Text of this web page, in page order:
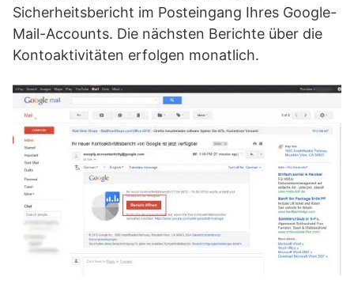
Sicherheitsbericht im Posteingang Ihres Google-
Mail-Accounts. Die nächsten Berichte über die
Kontoaktivitäten erfolgen monatlich.